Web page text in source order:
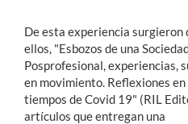
De esta experiencia surgieron
ellos, "Esbozos de una
Posprofesional, experiencias,
en movimiento. Reflexiones en
tiempos de Covid 19" (RIL
artículos que entregan una